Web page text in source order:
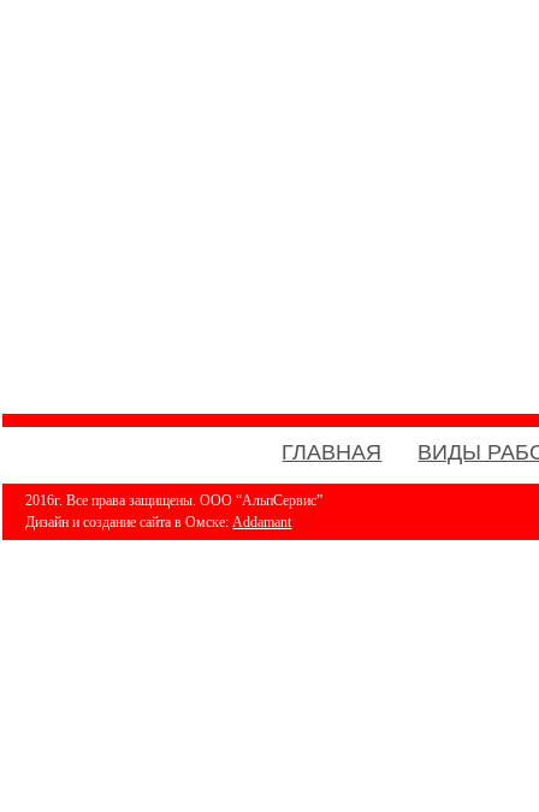
ГЛАВНАЯ ВИДЫ
2016г. Все права защищены. ООО “АльпСервис”
Дизайн и создание сайта в Омске:Addamant